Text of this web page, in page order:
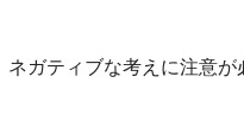
ガティブな考えに注意